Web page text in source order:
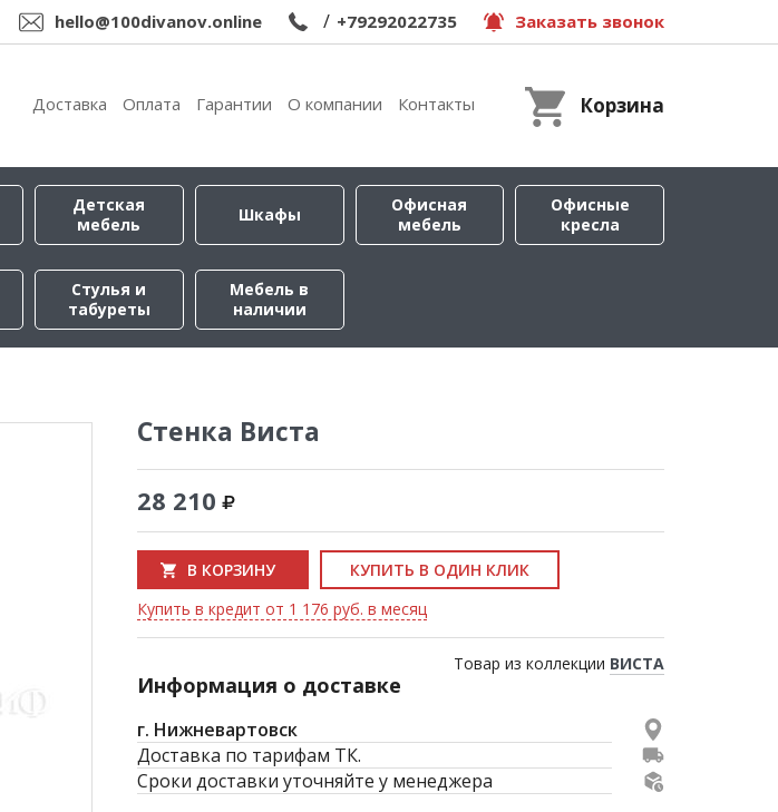
hello@100divanov.online / +79292022735 Заказать звонок
Доставка Оплата Гарантии О компании Контакты Корзина
Детская
мебель
Шкафы
Офисная
мебель
Офисные
кресла
Стулья и
табуреты
Мебель в
наличии
Стенка Виста
28 210
В КОРЗИНУ
КУПИТЬ В ОДИН КЛИК
Купить в кредит от 1 176 руб. в месяц
Товар из коллекции ВИСТА
Информация о доставке
г. Нижневартовск
Доставка по тарифам ТК.
Сроки доставки уточняйте у менеджера